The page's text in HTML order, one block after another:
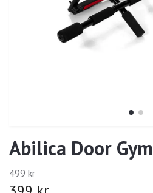
Abilica Door Gym
499 kr